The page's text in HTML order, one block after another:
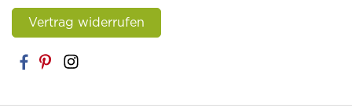
Vertrag widerrufen